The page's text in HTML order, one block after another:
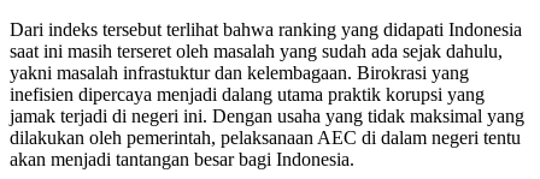
Dari indeks tersebut terlihat bahwa ranking yang didapati Indonesia
saat ini masih terseret oleh masalah yang sudah ada sejak dahulu,
yakni masalah infrastuktur dan kelembagaan. Birokrasi yang
inefisien dipercaya menjadi dalang utama praktik korupsi yang
jamak terjadi di negeri ini. Dengan usaha yang tidak maksimal yang
dilakukan oleh pemerintah, pelaksanaan AEC di dalam negeri tentu
akan menjadi tantangan besar bagi Indonesia.